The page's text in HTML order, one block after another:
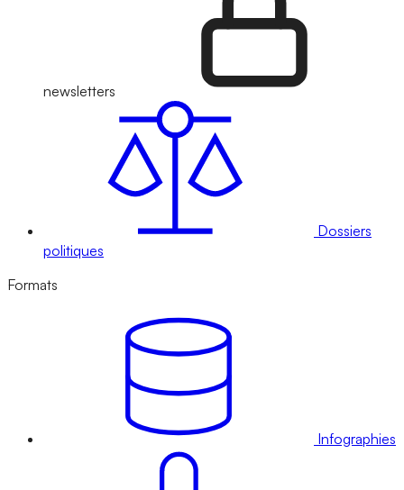
newsletters
Dossiers
politiques
Formats
Infographies